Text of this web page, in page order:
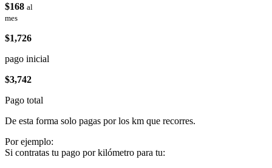
$168 al
mes
$1,726
pago inicial
$3,742
Pago total
De esta forma solo pagas por los km que recorres.
Por ejemplo:
Si contratas tu pago por kilómetro para tu: